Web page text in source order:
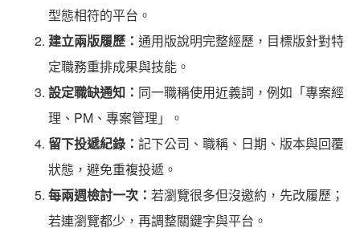
型態相符的平台。
建立兩版履歷： 通用版說明完整經歷，目標版針對特
定職務重排成果與技能。
設定職缺通知： 同一職稱使用近義詞，例如「專案經
理、PM、專案管理」。
留下投遞紀錄： 記下公司、職稱、日期、版本與回覆
狀態，避免重複投遞。
每兩週檢討一次： 若瀏覽很多但沒邀約，先改履歷；
若連瀏覽都少，再調整關鍵字與平台。